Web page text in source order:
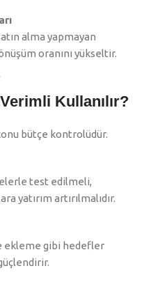
alma yapmayan
oranını yükseltir.
Kullanılır?
bütçe kontrolüdür.
test edilmeli,
yatırım artırılmalıdır.
ekleme gibi hedefler